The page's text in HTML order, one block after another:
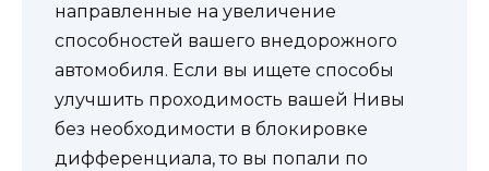
направленные на увеличение
способностей вашего внедорожного
автомобиля. Если вы ищете способы
улучшить проходимость вашей Нивы
без необходимости в блокировке
дифференциала, то вы попали по